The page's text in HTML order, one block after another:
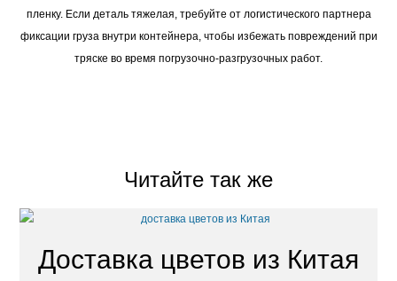
пленку. Если деталь тяжелая, требуйте от логистического партнера
фиксации груза внутри контейнера, чтобы избежать повреждений при
тряске во время погрузочно-разгрузочных работ.
Читайте так же
Доставка цветов из Китая